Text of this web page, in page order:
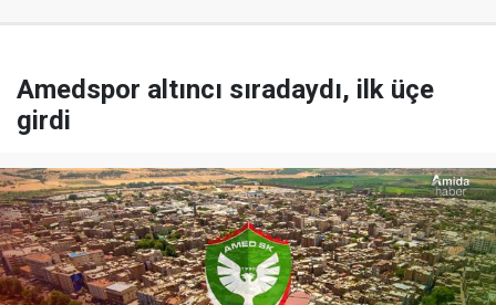
Amedspor altıncı sıradaydı, ilk üçe
girdi